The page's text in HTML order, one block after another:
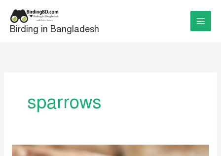
content
Birding in Bangladesh
sparrows
বাংলাদেশের